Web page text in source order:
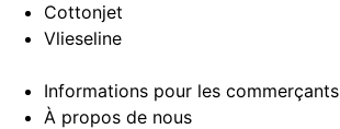
Cottonjet
Vlieseline
Informations pour les commerçants
À propos de nous